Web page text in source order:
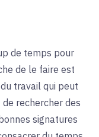
de temps pour
de le faire est
travail qui peut
rechercher des
signatures